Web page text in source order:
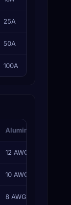
25A
50A
100A
Aluminum Wire
12 AWG
10 AWG
8 AWG